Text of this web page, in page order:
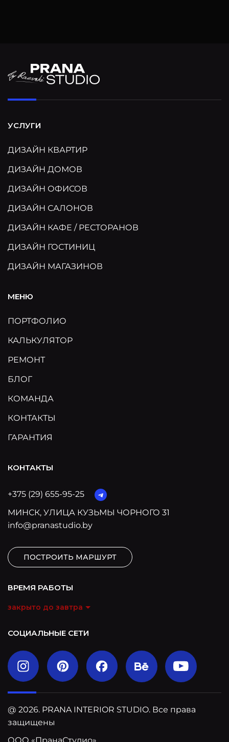
УСЛУГИ
ДИЗАЙН КВАРТИР
ДИЗАЙН ДОМОВ
ДИЗАЙН ОФИСОВ
ДИЗАЙН САЛОНОВ
ДИЗАЙН КАФЕ / РЕСТОРАНОВ
ДИЗАЙН ГОСТИНИЦ
ДИЗАЙН МАГАЗИНОВ
МЕНЮ
ПОРТФОЛИО
КАЛЬКУЛЯТОР
РЕМОНТ
БЛОГ
КОМАНДА
КОНТАКТЫ
ГАРАНТИЯ
КОНТАКТЫ
+375 (29) 655-95-25
МИНСК, УЛИЦА КУЗЬМЫ ЧОРНОГО 31
info@pranastudio.by
ПОСТРОИТЬ МАРШУРТ
ВРЕМЯ РАБОТЫ
закрыто до завтра
СОЦИАЛЬНЫЕ СЕТИ
@ 2026. PRANA INTERIOR STUDIO. Все права
защищены